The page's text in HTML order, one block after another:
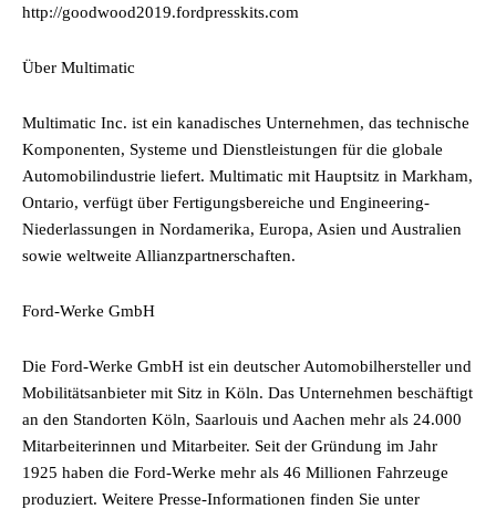
http://goodwood2019.fordpresskits.com
Über Multimatic
Multimatic Inc. ist ein kanadisches Unternehmen, das technische
Komponenten, Systeme und Dienstleistungen für die globale
Automobilindustrie liefert. Multimatic mit Hauptsitz in Markham,
Ontario, verfügt über Fertigungsbereiche und Engineering-
Niederlassungen in Nordamerika, Europa, Asien und Australien
sowie weltweite Allianzpartnerschaften.
Ford-Werke GmbH
Die Ford-Werke GmbH ist ein deutscher Automobilhersteller und
Mobilitätsanbieter mit Sitz in Köln. Das Unternehmen beschäftigt
an den Standorten Köln, Saarlouis und Aachen mehr als 24.000
Mitarbeiterinnen und Mitarbeiter. Seit der Gründung im Jahr
1925 haben die Ford-Werke mehr als 46 Millionen Fahrzeuge
produziert. Weitere Presse-Informationen finden Sie unter